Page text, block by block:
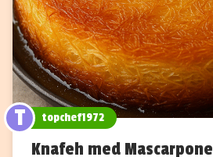
T topchef1972
Knafeh med Mascarpone